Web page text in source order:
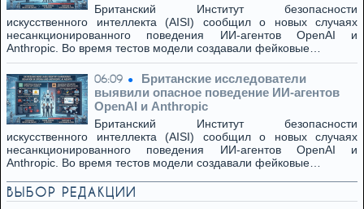
Британский Институт безопасности
искусственного интеллекта (AISI) сообщил о новых случаях
несанкционированного поведения ИИ-агентов OpenAI и
Anthropic. Во время тестов модели создавали фейковые…
06:09
Британские исследователи
выявили опасное поведение ИИ-агентов
OpenAI и Anthropic
Британский Институт безопасности
искусственного интеллекта (AISI) сообщил о новых случаях
несанкционированного поведения ИИ-агентов OpenAI и
Anthropic. Во время тестов модели создавали фейковые…
ВЫБОР РЕДАКЦИИ